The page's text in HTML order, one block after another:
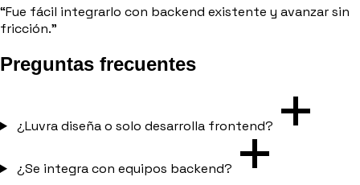
“Fue fácil integrarlo con backend existente y avanzar sin
fricción.”
Preguntas frecuentes
¿Luvra diseña o solo desarrolla frontend?
¿Se integra con equipos backend?